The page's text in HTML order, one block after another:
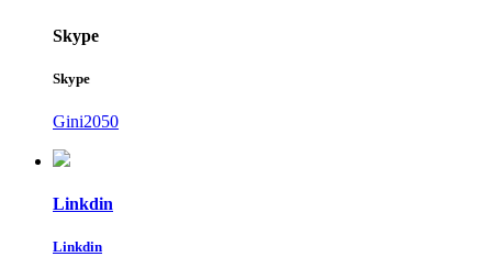
Skype
Skype
Gini2050
Linkdin
Linkdin